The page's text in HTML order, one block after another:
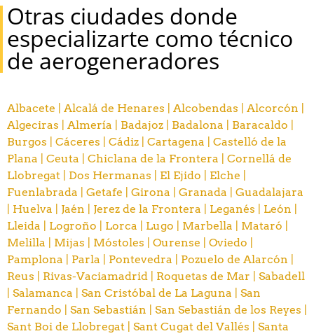
Otras ciudades donde
especializarte como técnico
de aerogeneradores
Albacete | Alcalá de Henares | Alcobendas | Alcorcón |
Algeciras | Almería | Badajoz | Badalona | Baracaldo |
Burgos | Cáceres | Cádiz | Cartagena | Castelló de la
Plana | Ceuta | Chiclana de la Frontera | Cornellá de
Llobregat | Dos Hermanas | El Ejido | Elche |
Fuenlabrada | Getafe | Girona | Granada | Guadalajara
Huelva | Jaén | Jerez de la Frontera | Leganés | León |
Lleida | Logroño | Lorca | Lugo | Marbella | Mataró |
Melilla | Mijas | Móstoles | Ourense | Oviedo |
Pamplona | Parla | Pontevedra | Pozuelo de Alarcón |
Reus | Rivas-Vaciamadrid | Roquetas de Mar | Sabadell
Salamanca | San Cristóbal de La Laguna | San
Fernando | San Sebastián | San Sebastián de los Reyes |
Sant Boi de Llobregat | Sant Cugat del Vallés | Santa